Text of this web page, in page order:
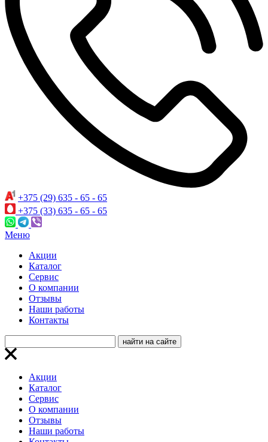
+375 (29) 635 - 65 - 65
+375 (33) 635 - 65 - 65
Меню
Акции
Каталог
Сервис
О компании
Отзывы
Наши работы
Контакты
Акции
Каталог
Сервис
О компании
Отзывы
Наши работы